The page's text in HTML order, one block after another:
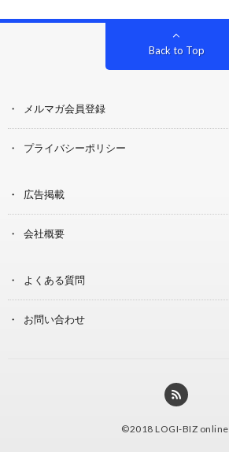
Back to Top
メルマガ会員登録
プライバシーポリシー
広告掲載
会社概要
よくある質問
お問い合わせ
©2018 LOGI-BIZ online